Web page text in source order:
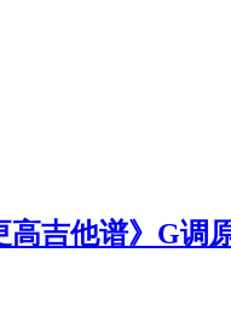
高吉他谱》G调